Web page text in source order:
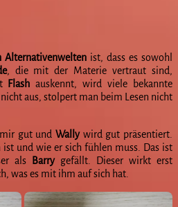
Alternativenwelten ist, dass es sowohl
, die mit der Materie vertraut sind,
Flash auskennt, wird viele bekannte
aus, stolpert man beim Lesen nicht
gut undWallywird gut präsentiert.
und wie er sich fühlen muss. Das ist
als Barrygefällt. Dieser wirkt erst
was es mit ihm auf sich hat.